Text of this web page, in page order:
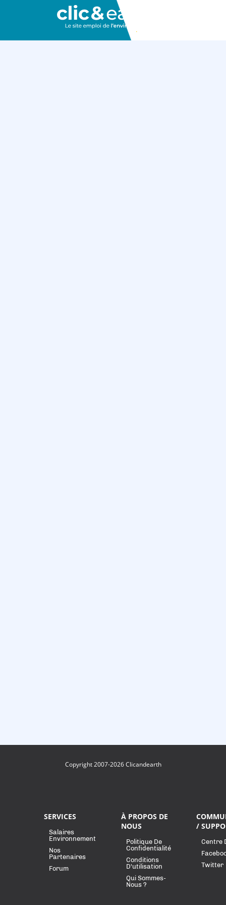
Copyright 2007-2026 Clicandearth
SERVICES
Salaires
Environnement
Nos
Partenaires
Forum
À PROPOS DE
NOUS
Politique De
Confidentialité
Conditions
D'utilisation
Qui Sommes-
Nous ?
/
Centre
Twitter